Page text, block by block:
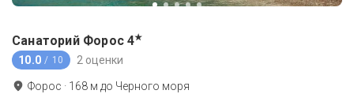
Санаторий Форос 4★
10.0 / 10 2 оценки
Форос · 168 м до Черного моря